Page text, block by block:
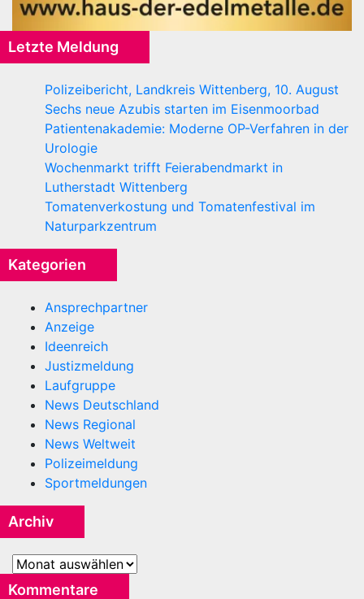
Letzte Meldung
Polizeibericht, Landkreis Wittenberg, 10. August
Sechs neue Azubis starten im Eisenmoorbad
Patientenakademie: Moderne OP-Verfahren in der
Urologie
Wochenmarkt trifft Feierabendmarkt in
Lutherstadt Wittenberg
Tomatenverkostung und Tomatenfestival im
Naturparkzentrum
Kategorien
Ansprechpartner
Anzeige
Ideenreich
Justizmeldung
Laufgruppe
News Deutschland
News Regional
News Weltweit
Polizeimeldung
Sportmeldungen
Archiv
Archiv
Kommentare